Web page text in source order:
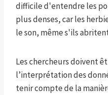
difficile d'entendre les
plus denses, car les
le son, même s'ils
Les chercheurs doivent
l’interprétation des
tenir compte de la